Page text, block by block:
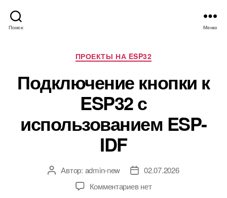
Поиск Меню
Р
у
б
р
и
к
и
ПРОЕКТЫ НА ESP32
Подключение кнопки к
ESP32 с
использованием ESP-
IDF
А Автор: admin-new
Д
т
02.07.2026
Комментариевк
нет